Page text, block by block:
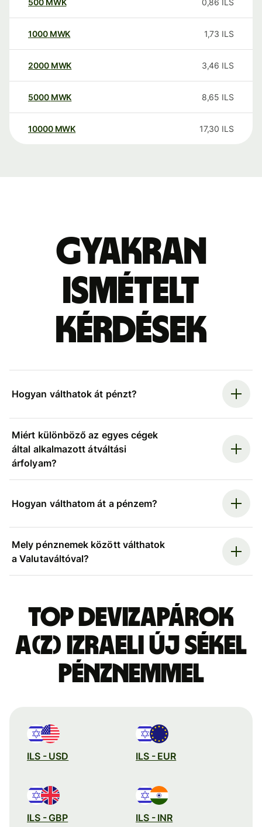
500 MWK 0,86 ILS
1000 MWK 1,73 ILS
2000 MWK 3,46 ILS
5000 MWK 8,65 ILS
10000 MWK 17,30 ILS
Gyakran
ismételt
kérdések
Hogyan válthatok át pénzt?
Miért különböző az egyes cégek
által alkalmazott átváltási
árfolyam?
Hogyan válthatom át a pénzem?
Mely pénznemek között válthatok
a Valutaváltóval?
Top devizapárok
a(z) izraeli új sékel
pénznemmel
ILS - USD ILS - EUR
ILS - GBP ILS - INR